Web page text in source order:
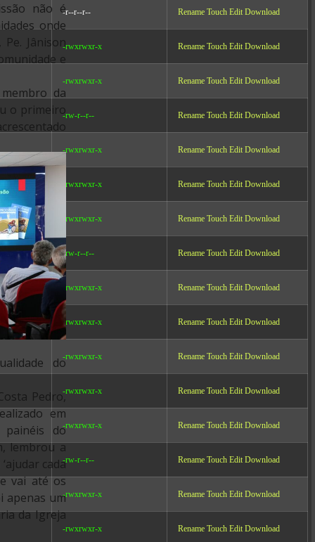
-r--r--r-- Rename Touch Edit Download
-rwxrwxr-x Rename Touch Edit Download
-rwxrwxr-x Rename Touch Edit Download
-rw-r--r-- Rename Touch Edit Download
-rwxrwxr-x Rename Touch Edit Download
-rwxrwxr-x Rename Touch Edit Download
-rwxrwxr-x Rename Touch Edit Download
-rw-r--r-- Rename Touch Edit Download
-rwxrwxr-x Rename Touch Edit Download
-rwxrwxr-x Rename Touch Edit Download
-rwxrwxr-x Rename Touch Edit Download
-rwxrwxr-x Rename Touch Edit Download
-rwxrwxr-x Rename Touch Edit Download
-rw-r--r-- Rename Touch Edit Download
-rwxrwxr-x Rename Touch Edit Download
-rwxrwxr-x Rename Touch Edit Download
não é
onde
Jânison
e
da
o primeiro
do
Pedro,
em
painéis do
lembrou a
cada
vai até os
apenas um
da Igreja